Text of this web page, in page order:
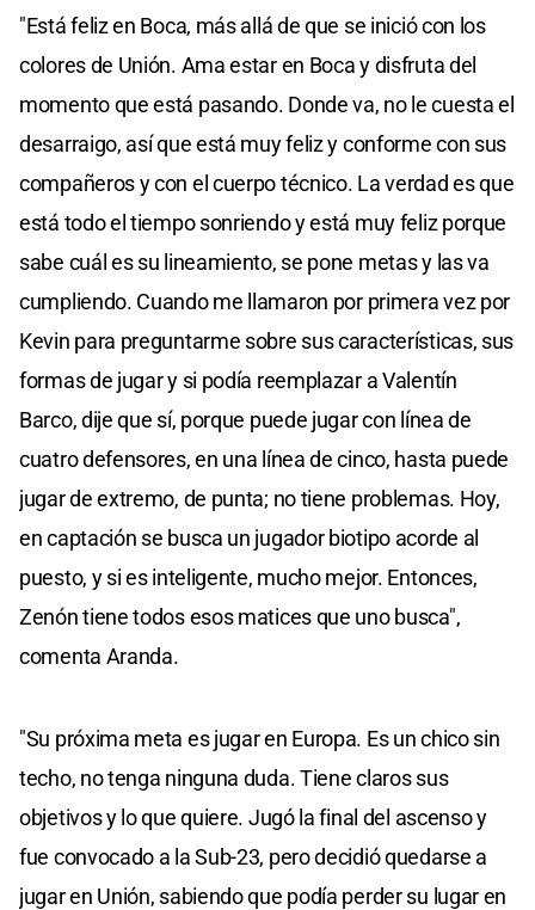
"Está feliz en Boca, más allá de que se inició con los
colores de Unión. Ama estar en Boca y disfruta del
momento que está pasando. Donde va, no le cuesta el
desarraigo, así que está muy feliz y conforme con sus
compañeros y con el cuerpo técnico. La verdad es que
está todo el tiempo sonriendo y está muy feliz porque
sabe cuál es su lineamiento, se pone metas y las va
cumpliendo. Cuando me llamaron por primera vez por
Kevin para preguntarme sobre sus características, sus
formas de jugar y si podía reemplazar a Valentín
Barco, dije que sí, porque puede jugar con línea de
cuatro defensores, en una línea de cinco, hasta puede
jugar de extremo, de punta; no tiene problemas. Hoy,
en captación se busca un jugador biotipo acorde al
puesto, y si es inteligente, mucho mejor. Entonces,
Zenón tiene todos esos matices que uno busca",
comenta Aranda.
"Su próxima meta es jugar en Europa. Es un chico sin
techo, no tenga ninguna duda. Tiene claros sus
objetivos y lo que quiere. Jugó la final del ascenso y
fue convocado a la Sub-23, pero decidió quedarse a
jugar en Unión, sabiendo que podía perder su lugar en